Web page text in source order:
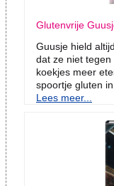
Glutenvrije
Guusje hield
dat ze niet
koekjes meer
spoortje gluten
Lees meer...